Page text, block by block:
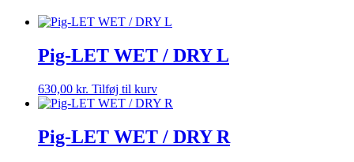
Pig-LET WET / DRY L
630,00 kr. Tilføj til kurv
Pig-LET WET / DRY R